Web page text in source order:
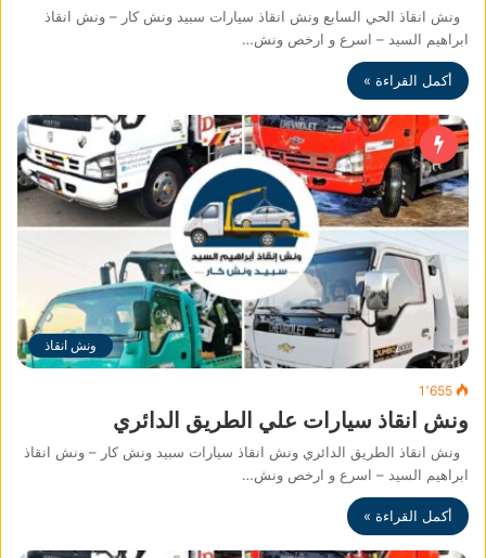
ونش انقاذ الحي السابع ونش انقاذ سيارات سبيد ونش كار – ونش انقاذ
ابراهيم السيد – اسرع و ارخص ونش…
أكمل القراءة »
ونش انقاذ
1٬655
ونش انقاذ سيارات علي الطريق الدائري
ونش انقاذ الطريق الدائري ونش انقاذ سيارات سبيد ونش كار – ونش انقاذ
ابراهيم السيد – اسرع و ارخص ونش…
أكمل القراءة »